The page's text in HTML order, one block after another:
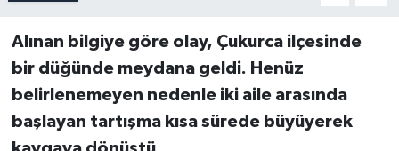
Alınan bilgiye göre olay, Çukurca ilçesinde
bir düğünde meydana geldi. Henüz
belirlenemeyen nedenle iki aile arasında
başlayan tartışma kısa sürede büyüyerek